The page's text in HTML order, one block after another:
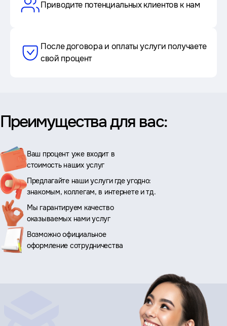
Приводите потенциальных клиентов к нам
После договора и оплаты услуги получаете
свой процент
Преимущества для вас:
Ваш процент уже входит в
стоимость наших услуг
Предлагайте наши услуги где угодно:
знакомым, коллегам, в интернете и тд.
Мы гарантируем качество
оказываемых нами услуг
Возможно официальное
оформление сотрудничества